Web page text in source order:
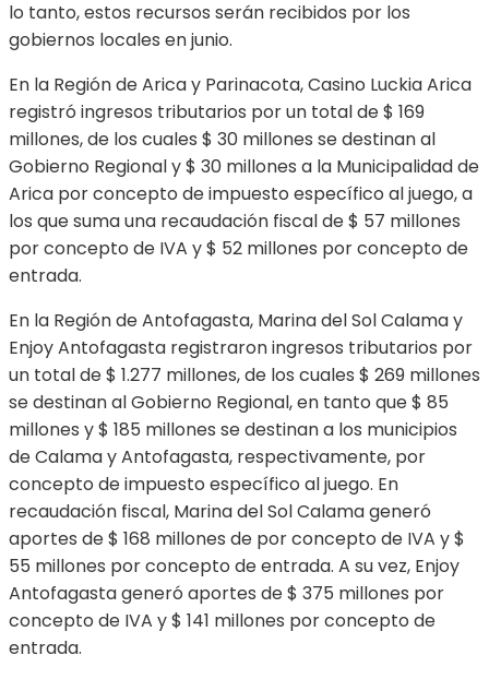
lo tanto, estos recursos serán recibidos por los
gobiernos locales en junio.
En la Región de Arica y Parinacota, Casino Luckia Arica
registró ingresos tributarios por un total de $ 169
millones, de los cuales $ 30 millones se destinan al
Gobierno Regional y $ 30 millones a la Municipalidad de
Arica por concepto de impuesto específico al juego, a
los que suma una recaudación fiscal de $ 57 millones
por concepto de IVA y $ 52 millones por concepto de
entrada.
En la Región de Antofagasta, Marina del Sol Calama y
Enjoy Antofagasta registraron ingresos tributarios por
un total de $ 1.277 millones, de los cuales $ 269 millones
se destinan al Gobierno Regional, en tanto que $ 85
millones y $ 185 millones se destinan a los municipios
de Calama y Antofagasta, respectivamente, por
concepto de impuesto específico al juego. En
recaudación fiscal, Marina del Sol Calama generó
aportes de $ 168 millones de por concepto de IVA y $
55 millones por concepto de entrada. A su vez, Enjoy
Antofagasta generó aportes de $ 375 millones por
concepto de IVA y $ 141 millones por concepto de
entrada.